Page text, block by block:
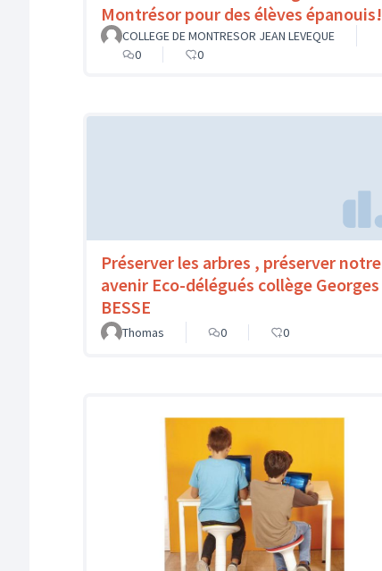
Montrésor pour des élèves épanouis!
COLLEGE DE MONTRESOR JEAN LEVEQUE
0
0
Préserver les arbres , préserver notre
avenir Eco-délégués collège Georges
BESSE
Thomas 0 0